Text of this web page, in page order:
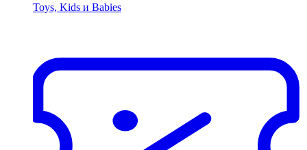
Toys, Kids и Babies